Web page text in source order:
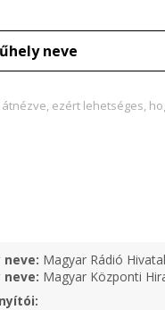
neve
ezért lehetséges,
Magyar Rádió Hivatal
Magyar Központi